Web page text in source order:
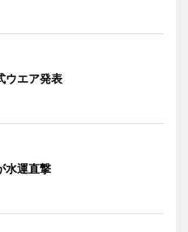
ウエア発表
水運直撃